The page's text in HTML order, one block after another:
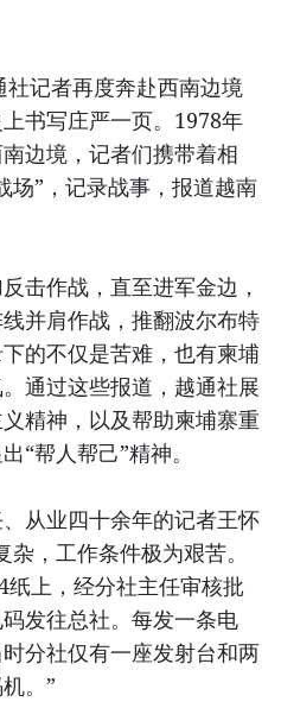
记者再度奔赴西南边境
书写庄严一页。1978年
边境，记者们携带着相
场”，记录战事，报道越南
击作战，直至进军金边，
并肩作战，推翻波尔布特
的不仅是苦难，也有柬埔
通过这些报道，越通社展
精神，以及帮助柬埔寨重
“帮人帮己”精神。
从业四十余年的记者王怀
，工作条件极为艰苦。
上，经分社主任审核批
发往总社。每发一条电
分社仅有一座发射台和两
。”